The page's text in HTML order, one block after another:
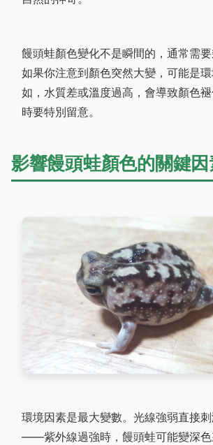
饅頭蛙顏色變化不是瞬間的，通常需要
如果你注意到顏色突然大變，可能是
如，水質差或溫度過高，會導致顏色
時要特別留意。
影響饅頭蛙顏色的關鍵
環境因素是最大變數。光線強弱直接
——紫外線過強時，饅頭蛙可能變深色